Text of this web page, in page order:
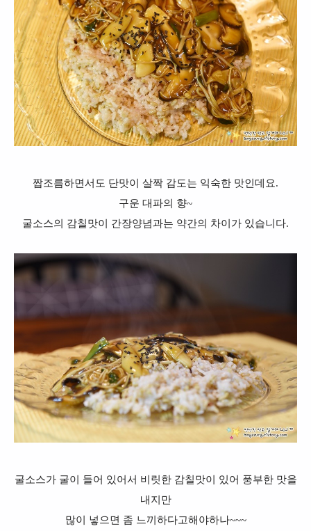
짭조름하면서도 단맛이 살짝 감도는 익숙한 맛인데요.
구운 대파의 향~
굴소스의 감칠맛이 간장양념과는 약간의 차이가 있습니다.
굴소스가 굴이 들어 있어서 비릿한 감칠맛이 있어 풍부한 맛을
내지만
많이 넣으면 좀 느끼하다고해야하나~~~